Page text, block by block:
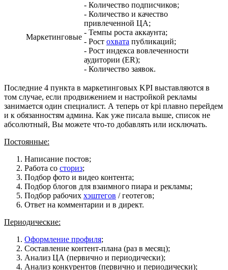
Маркетинговые
- Количество подписчиков;
- Количество и качество
привлеченной ЦА;
- Темпы роста аккаунта;
- Рост охвата публикаций;
- Рост индекса вовлеченности
аудитории (ER);
- Количество заявок.
Последние 4 пункта в маркетинговых KPI выставляются в
том случае, если продвижением и настройкой рекламы
занимается один специалист. А теперь от kpi плавно перейдем
и к обязанностям админа. Как уже писала выше, список не
абсолютный, Вы можете что-то добавлять или исключать.
Постоянные:
Написание постов;
Работа со сториз;
Подбор фото и видео контента;
Подбор блогов для взаимного пиара и рекламы;
Подбор рабочих хэштегов / геотегов;
Ответ на комментарии и в директ.
Периодические:
Оформление профиля;
Составление контент-плана (раз в месяц);
Анализ ЦА (первично и периодически);
Анализ конкурентов (первично и периодически);